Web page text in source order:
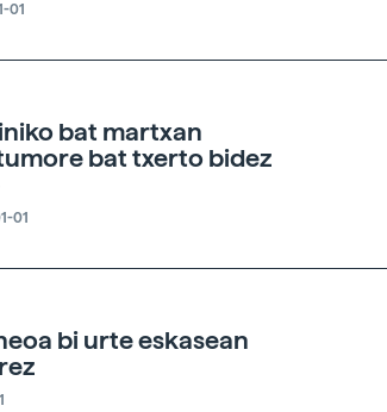
01
bat martxan
bat txerto bidez
01
bi urte eskasean